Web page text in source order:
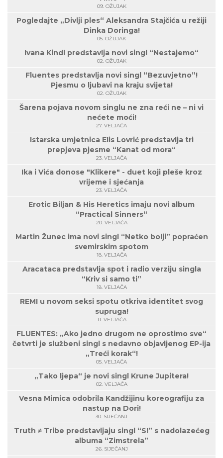
09. OŽUJAK
Pogledajte „Divlji ples“ Aleksandra Stajčića u režiji
Dinka Doringa!
05. OŽUJAK
Ivana Kindl predstavlja novi singl “Nestajemo“
02. OŽUJAK
Fluentes predstavlja novi singl “Bezuvjetno”!
Pjesmu o ljubavi na kraju svijeta!
02. OŽUJAK
Šarena pojava novom singlu ne zna reći ne – ni vi
nećete moći!
27. VELJAČA
Istarska umjetnica Elis Lovrić predstavlja tri
prepjeva pjesme “Kanat od mora“
23. VELJAČA
Ika i Vića donose "Klikere" - duet koji pleše kroz
vrijeme i sjećanja
23. VELJAČA
Erotic Biljan & His Heretics imaju novi album
“Practical Sinners“
20. VELJAČA
Martin Žunec ima novi singl “Netko bolji” popraćen
svemirskim spotom
18. VELJAČA
Aracataca predstavlja spot i radio verziju singla
“Kriv si samo ti”
18. VELJAČA
REMI u novom seksi spotu otkriva identitet svog
supruga!
11. VELJAČA
FLUENTES: „Ako jedno drugom ne oprostimo sve“
četvrti je službeni singl s nedavno objavljenog EP-ija
„Treći korak“!
05. VELJAČA
„Tako ljepa“ je novi singl Krune Jupitera!
02. VELJAČA
Vesna Mimica odobrila Kandžijinu koreografiju za
nastup na Dori!
30. SIJEČANJ
Truth ≠ Tribe predstavljaju singl “S!” s nadolazećeg
albuma “Zimstrela”
26. SIJEČANJ